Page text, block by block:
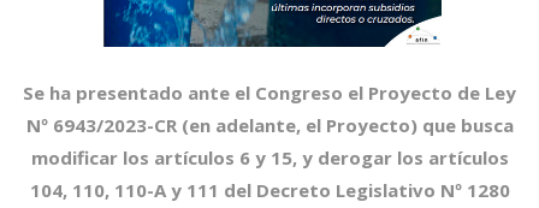
Se ha presentado ante el Congreso el Proyecto de Ley
Nº 6943/2023-CR (en adelante, el Proyecto) que busca
modificar los artículos 6 y 15, y derogar los artículos
104, 110, 110-A y 111 del Decreto Legislativo Nº 1280